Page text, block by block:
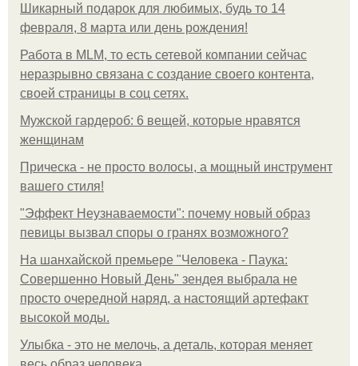
Шикарный подарок для любимых, будь то 14
февраля, 8 марта или день рождения!
Работа в MLM, то есть сетевой компании сейчас
неразрывно связана с создание своего контента,
своей страницы в соц сетях.
Мужской гардероб: 6 вещей, которые нравятся
женщинам
Прическа - не просто волосы, а мощный инструмент
вашего стиля!
"Эффект Неузнаваемости": почему новый образ
певицы вызвал споры о гранях возможного?
На шанхайской премьере "Человека - Паука:
Совершенно Новый День" зендея выбрала не
просто очередной наряд, а настоящий артефакт
высокой моды.
Улыбка - это не мелочь, а деталь, которая меняет